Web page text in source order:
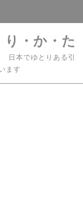
り・か・た
日本でゆとりある引
ます